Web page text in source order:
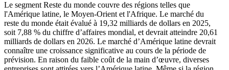
Le segment Reste du monde couvre des régions telles que
l'Amérique latine, le Moyen-Orient et l'Afrique. Le marché du
reste du monde était évalué à 19,32 milliards de dollars en 2025,
soit 7,88 % du chiffre d’affaires mondial, et devrait atteindre 20,61
milliards de dollars en 2026. Le marché d’Amérique latine devrait
connaître une croissance significative au cours de la période de
prévision. En raison du faible coût de la main d’œuvre, diverses